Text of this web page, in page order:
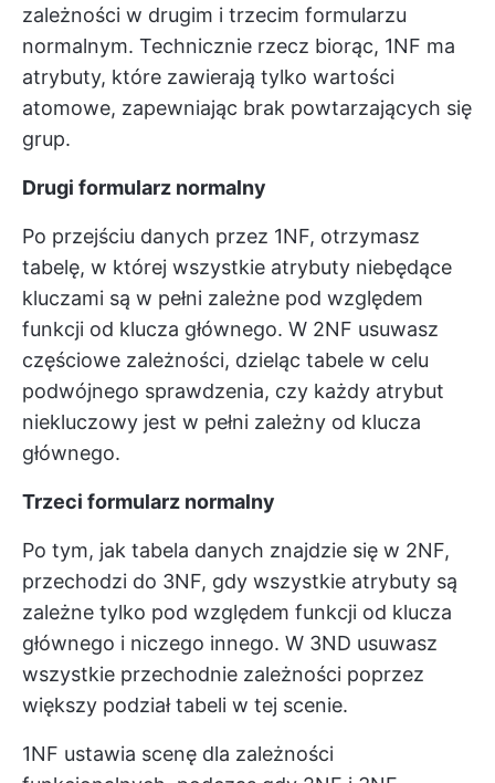
zależności w drugim i trzecim formularzu
normalnym. Technicznie rzecz biorąc, 1NF ma
atrybuty, które zawierają tylko wartości
atomowe, zapewniając brak powtarzających się
grup.
Drugi formularz normalny
Po przejściu danych przez 1NF, otrzymasz
tabelę, w której wszystkie atrybuty niebędące
kluczami są w pełni zależne pod względem
funkcji od klucza głównego. W 2NF usuwasz
częściowe zależności, dzieląc tabele w celu
podwójnego sprawdzenia, czy każdy atrybut
niekluczowy jest w pełni zależny od klucza
głównego.
Trzeci formularz normalny
Po tym, jak tabela danych znajdzie się w 2NF,
przechodzi do 3NF, gdy wszystkie atrybuty są
zależne tylko pod względem funkcji od klucza
głównego i niczego innego. W 3ND usuwasz
wszystkie przechodnie zależności poprzez
większy podział tabeli w tej scenie.
1NF ustawia scenę dla zależności